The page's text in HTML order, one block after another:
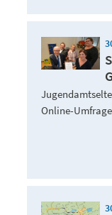
Online-